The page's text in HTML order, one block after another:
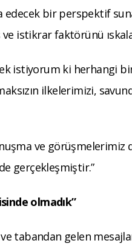
edecek bir perspektif
istikrar faktörünü
istiyorum ki herhangi
ilkelerimizi,
ve görüşmelerimiz
gerçekleşmiştir.”
olmadık”
tabandan gelen